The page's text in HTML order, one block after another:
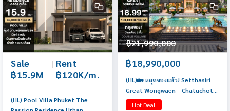
Sale
฿15.9M
| Rent
฿120K/m.
(HL) Pool Villa Phuket The
฿21,990,000
฿18,990,000
(HL)🏡 หลุดจองแล้ว! Setthasiri
Great Wongwaen – Chatuchot
บ้านเดี่ยวหรู 323 ตร.ม. พร้อม
Hot Deal